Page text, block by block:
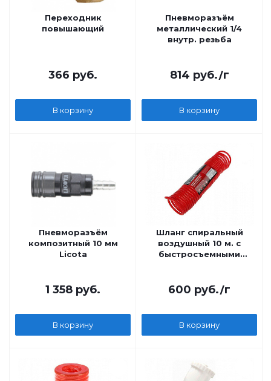
Переходник
повышающий
366 руб.
В корзину
Пневморазъём
металлический 1/4
внутр. резьба
814 руб./г
В корзину
Пневморазъём
композитный 10 мм
Licota
1 358 руб.
В корзину
Шланг спиральный
воздушный 10 м. с
быстросъемными
600 руб./г
В корзину